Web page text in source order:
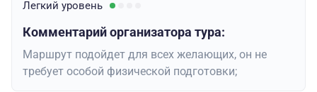
Легкий уровень
Комментарий организатора тура:
Маршрут подойдет для всех желающих, он не
требует особой физической подготовки;